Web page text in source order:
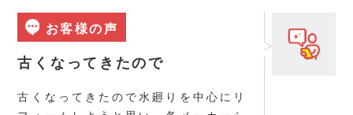
お客様の声
古くなってきたので
古くなってきたので水廻りを中心にリ